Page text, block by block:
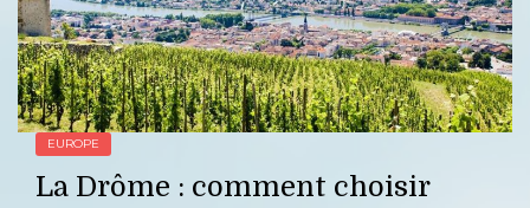
EUROPE
La Drôme : comment choisir